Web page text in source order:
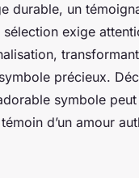
durable, un
sélection exige
précieux.
symbole
d’un amour